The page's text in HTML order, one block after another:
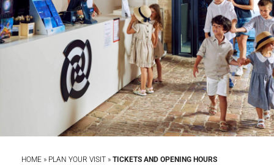
HOME » PLAN YOUR VISIT » TICKETS AND OPENING HOURS